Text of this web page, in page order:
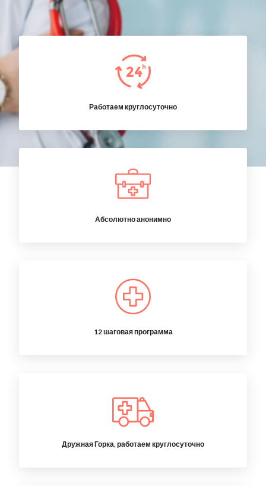
Работаем круглосуточно
Абсолютно анонимно
12 шаговая программа
Дружная Горка, работаем круглосуточно